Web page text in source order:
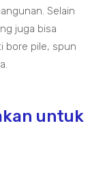
Selain
juga bisa
bore pile, spun
untuk